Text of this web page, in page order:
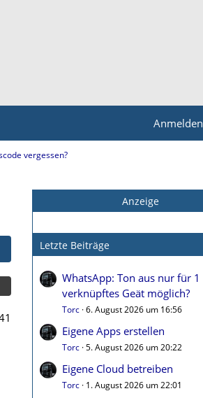
Anmelden
vergessen?
Anzeige
Letzte Beiträge
WhatsApp: Ton aus nur für 1
verknüpftes Geät möglich?
Torc 6. August 2026 um 16:56
Eigene Apps erstellen
Torc 5. August 2026 um 20:22
Eigene Cloud betreiben
Torc 1. August 2026 um 22:01